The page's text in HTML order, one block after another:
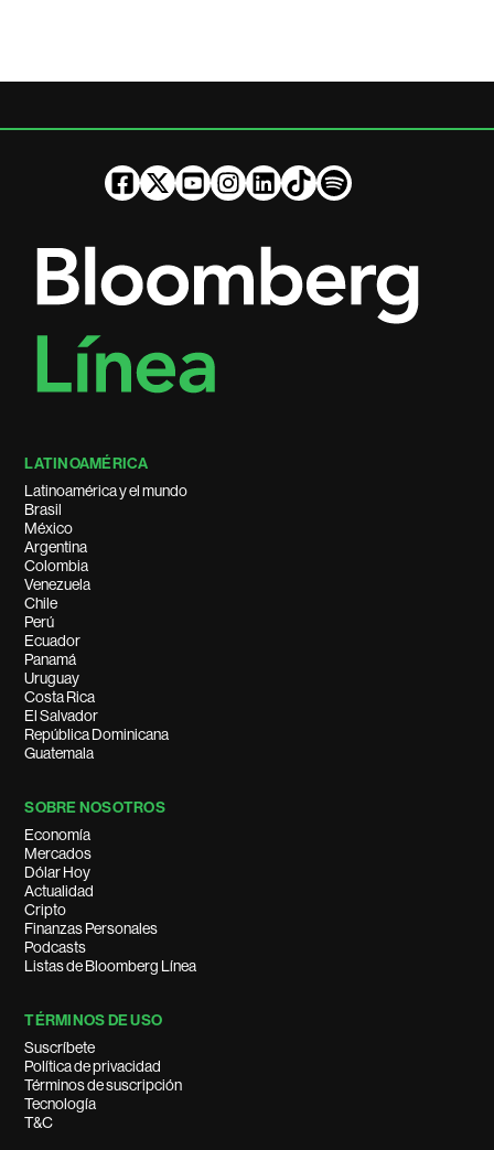
LATINOAMÉRICA
Latinoamérica y el mundo
Brasil
México
Argentina
Colombia
Venezuela
Chile
Perú
Ecuador
Panamá
Uruguay
Costa Rica
El Salvador
República Dominicana
Guatemala
SOBRE NOSOTROS
Economía
Mercados
Dólar Hoy
Actualidad
Cripto
Finanzas Personales
Podcasts
Listas de Bloomberg Línea
TÉRMINOS DE USO
Suscríbete
Política de privacidad
Términos de suscripción
Tecnología
T&C